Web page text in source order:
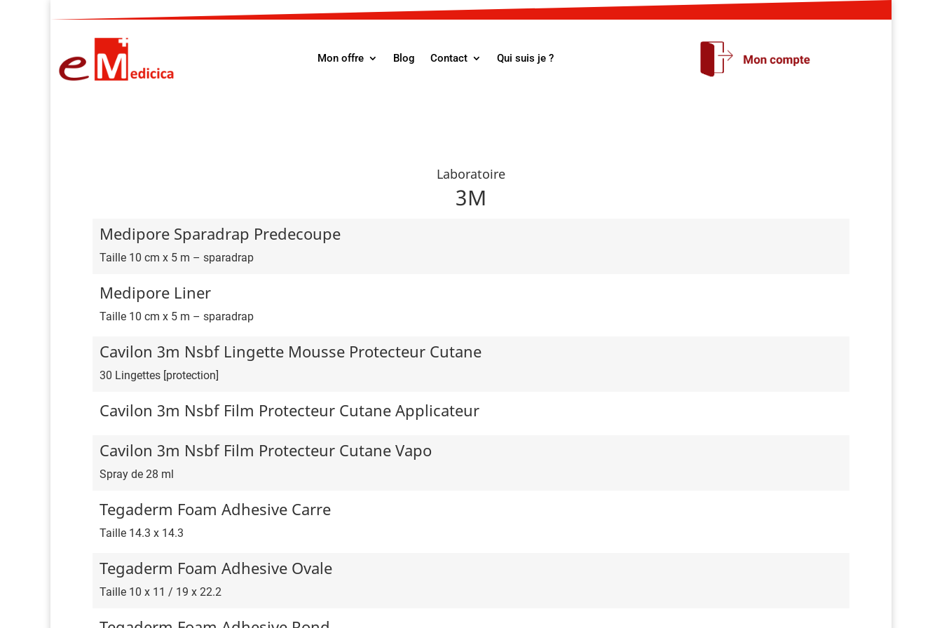
Mon offre Blog Contact Qui suis je ?
Laboratoire
3M
Medipore Sparadrap Predecoupe
Taille 10 cm x 5 m – sparadrap
Medipore Liner
Taille 10 cm x 5 m – sparadrap
Cavilon 3m Nsbf Lingette Mousse Protecteur Cutane
30 Lingettes [protection]
Cavilon 3m Nsbf Film Protecteur Cutane Applicateur
Cavilon 3m Nsbf Film Protecteur Cutane Vapo
Spray de 28 ml
Tegaderm Foam Adhesive Carre
Taille 14.3 x 14.3
Tegaderm Foam Adhesive Ovale
Taille 10 x 11 / 19 x 22.2